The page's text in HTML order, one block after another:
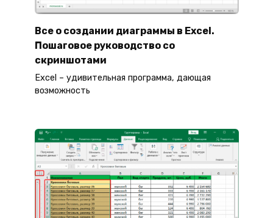
Все о создании диаграммы в Excel.
Пошаговое руководство со
скриншотами
Excel – удивительная программа, дающая
возможность